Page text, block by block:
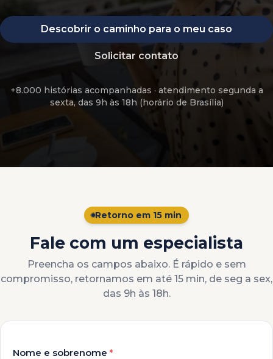
Descobrir o caminho para o meu caso
Solicitar contato
+8.000 histórias acompanhadas · atendimento segunda a
sexta, das 9h às 18h (horário de Brasília)
Retorno em 15 min
Fale com um especialista
Preencha os campos abaixo. É rápido e sem
compromisso, retornamos em até 15 min, de seg a sex,
das 9h às 18h.
Nome e sobrenome *